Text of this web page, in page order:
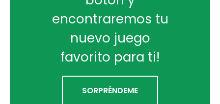
encontraremos tu
nuevo juego
favorito para ti!
SORPRÉNDEME